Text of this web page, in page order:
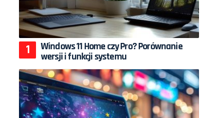
Windows 11 Home czy Pro? Porównanie
wersji i funkcji systemu